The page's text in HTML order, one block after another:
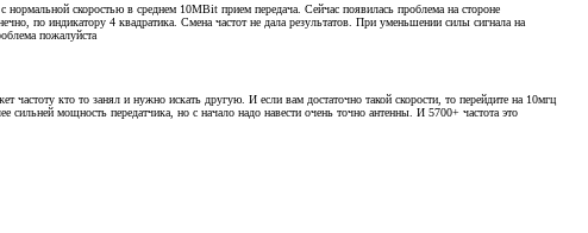
скоростью в среднем 10MBit прием передача. Сейчас появилась проблема на стороне
по индикатору 4 квадратика. Смена частот не дала результатов. При уменьшении силы сигнала на
пожалуйста
кто то занял и нужно искать другую. И если вам достаточно такой скорости, то перейдите на 10мгц
мощность передатчика, но с начало надо навести очень точно антенны. И 5700+ частота это